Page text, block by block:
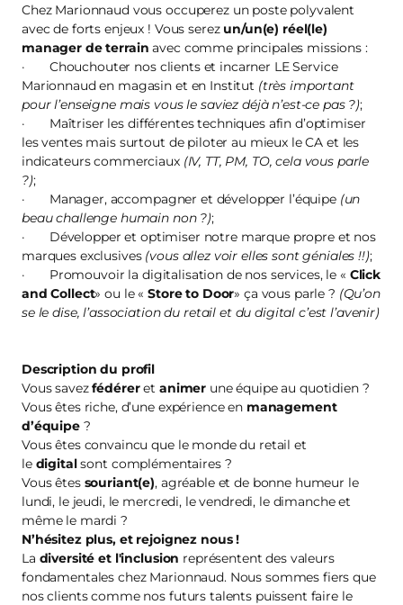
Chez Marionnaud vous occuperez un poste polyvalent
avec de forts enjeux ! Vous serez un/un(e) réel(le)
manager de terrainavec comme principales missions :
· Chouchouter nos clients et incarner LE Service
Marionnaud en magasin et en Institut (très important
pour l’enseigne mais vous le saviez déjà n’est-ce pas ?);
· Maîtriser les différentes techniques afin d’optimiser
les ventes mais surtout de piloter au mieux le CA et les
indicateurs commerciaux (IV, TT, PM, TO, cela vous parle
?);
· Manager, accompagner et développer l’équipe (un
beau challenge humain non ?);
· Développer et optimiser notre marque propre et nos
marques exclusives (vous allez voir elles sont géniales !!);
· Promouvoir la digitalisation de nos services, le « Click
and Collect» ou le «Store to Door» ça vous parle ? (Qu’on
se le dise, l’association du retail et du digital c’est l’avenir)
Description du profil
Vous savezfédéreret animer une équipe au quotidien ?
Vous êtes riche, d’une expérience en management
d’équipe ?
Vous êtes convaincu que le monde du retail et
le digitalsont complémentaires ?
Vous êtes souriant(e), agréable et de bonne humeur le
lundi, le jeudi, le mercredi, le vendredi, le dimanche et
même le mardi ?
N’hésitez plus, et rejoignez nous!
La diversité et l'inclusion représentent des valeurs
fondamentales chez Marionnaud. Nous sommes fiers que
nos clients comme nos futurs talents puissent faire le